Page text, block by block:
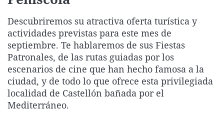
Gente viajera
Como el perro y el
Retornados
Equipo de
Operación Viuda
Galicia
La Rioja
Navarra
País Vasco
Televisión
Elecciones
Descubriremos su atractiva oferta turística y
actividades previstas para este mes de
septiembre. Te hablaremos de sus Fiestas
Patronales, de las rutas guiadas por los
escenarios de cine que han hecho famosa a la
ciudad, y de todo lo que ofrece esta privilegiada
localidad de Castellón bañada por el
Mediterráneo.